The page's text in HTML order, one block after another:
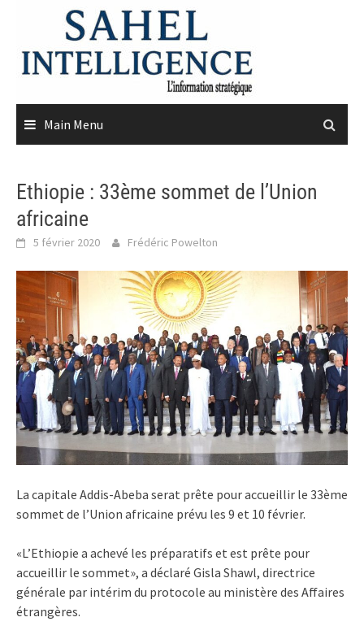
content
Main Menu
Ethiopie : 33ème sommet de l’Union
africaine
5 février 2020 Frédéric Powelton
La capitale Addis-Abeba serat prête pour accueillir le 33ème
sommet de l’Union africaine prévu les 9 et 10 février.
«L’Ethiopie a achevé les préparatifs et est prête pour
accueillir le sommet», a déclaré Gisla Shawl, directrice
générale par intérim du protocole au ministère des Affaires
étrangères.